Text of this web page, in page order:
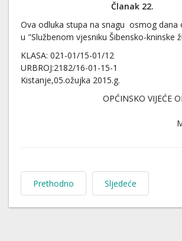
Članak 22.
Ova odluka stupa na snagu osmog dana
u "Službenom vjesniku Šibensko-kninske
KLASA: 021-01/15-01/12
URBROJ:2182/16-01-15-1
Kistanje,05.ožujka 2015.g.
OPĆINSKO VIJEĆE
Prethodno Sljedeće